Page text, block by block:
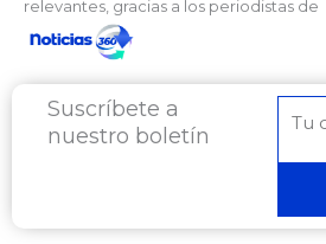
relevantes, gracias a los periodistas de
Suscríbete a
nuestro boletín